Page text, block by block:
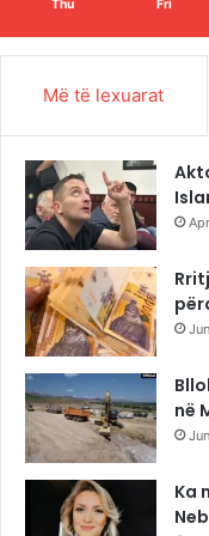
Thu Fri
Më të lexuarat
në
Ka